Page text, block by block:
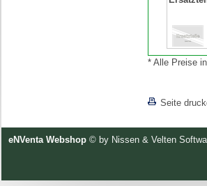
* Alle Preise
Seite
eNVenta Webshop © by Nissen & Velten